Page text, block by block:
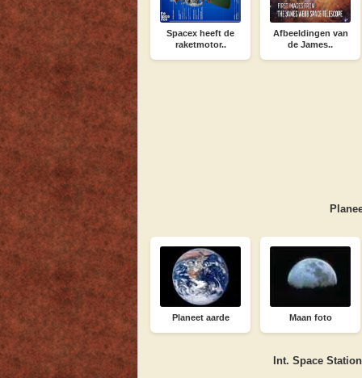
Spacex heeft de
raketmotor..
Afbeeldingen van
de James..
Planeet aarde Maan foto
Int. Space